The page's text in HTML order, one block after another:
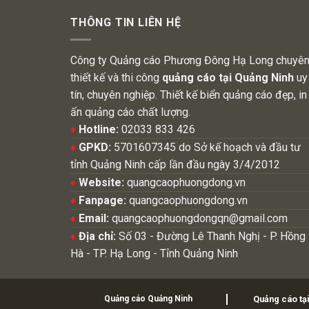
THÔNG TIN LIÊN HỆ
Công ty Quảng cáo Phương Đông Hạ Long chuyên
thiết kế và thi công quảng cáo tại Quảng Ninh uy
tín, chuyên nghiệp. Thiết kế biển quảng cáo đẹp, in
ấn quảng cáo chất lượng.
♦ Hotline: 02033 833 426
♦ GPKD: 5701607345 do Sở kế hoạch và đầu tư
tỉnh Quảng Ninh cấp lần đầu ngày 3/4/2012
♦ Website: quangcaophuongdong.vn
♦ Fanpage: quangcaophuongdong.vn
♦ Email: quangcaophuongdongqn@gmail.com
♦ Địa chỉ: Số 03 - Đường Lê Thanh Nghị - P. Hồng
Hà - TP. Hạ Long - Tỉnh Quảng Ninh
Quảng cáo Quảng Ninh Quảng cáo